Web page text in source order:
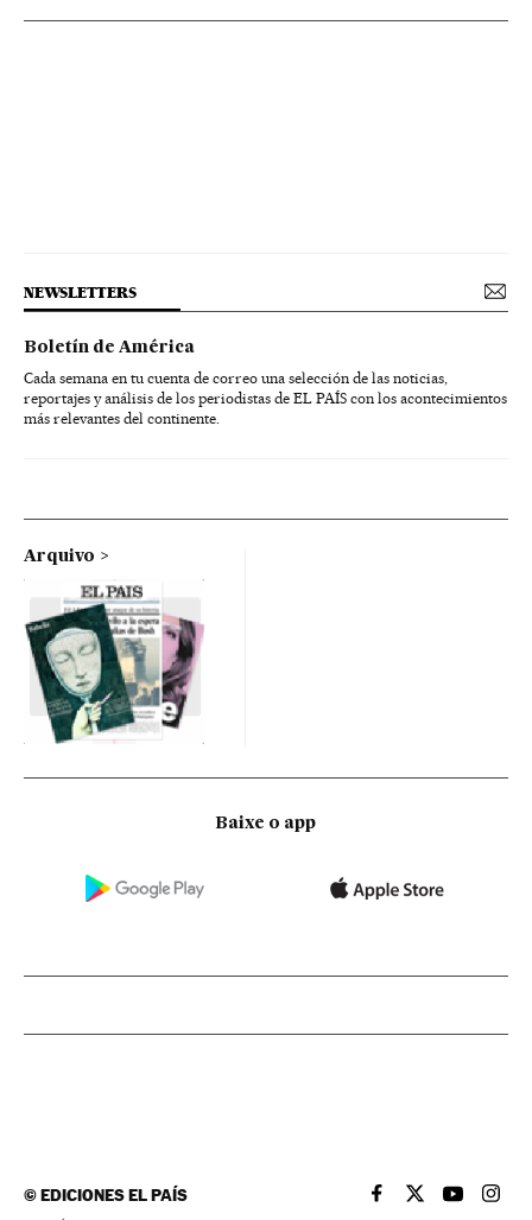
NEWSLETTERS
Boletín de América
Cada semana en tu cuenta de correo una selección de las noticias,
reportajes y análisis de los periodistas de EL PAÍS con los acontecimientos
más relevantes del continente.
Arquivo
Baixe o app
©EDICIONES EL PAÍS EL PAÍS BRASIL EN
EL PAÍSEL PAÍS
EL